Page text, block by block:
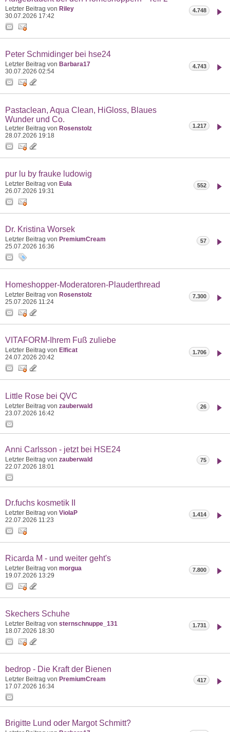
Letzter Beitrag von Riley
30.07.2026 17:42
4.748
Peter Schmidinger bei hse24
Letzter Beitrag von Barbara17
30.07.2026 02:54
4.743
Pastaclean, Aqua Clean, HiGloss, Blaues
Wunder und Co.
Letzter Beitrag von Rosenstolz
28.07.2026 19:18
1.217
pur lu by frauke ludowig
Letzter Beitrag von Eula
26.07.2026 19:31
552
Dr. Kristina Worsek
Letzter Beitrag von PremiumCream
25.07.2026 16:36
57
Homeshopper-Moderatoren-Plauderthread
Letzter Beitrag von Rosenstolz
25.07.2026 11:24
7.300
VITAFORM-Ihrem Fuß zuliebe
Letzter Beitrag von Elficat
24.07.2026 20:42
1.706
Little Rose bei QVC
Letzter Beitrag von zauberwald
23.07.2026 16:42
26
Anni Carlsson - jetzt bei HSE24
Letzter Beitrag von zauberwald
22.07.2026 18:01
75
Dr.fuchs kosmetik II
Letzter Beitrag von ViolaP
22.07.2026 11:23
1.414
Ricarda M - und weiter geht's
Letzter Beitrag von morgua
19.07.2026 13:29
7.800
Skechers Schuhe
Letzter Beitrag von sternschnuppe_131
18.07.2026 18:30
1.731
bedrop - Die Kraft der Bienen
Letzter Beitrag von PremiumCream
17.07.2026 16:34
417
Brigitte Lund oder Margot Schmitt?